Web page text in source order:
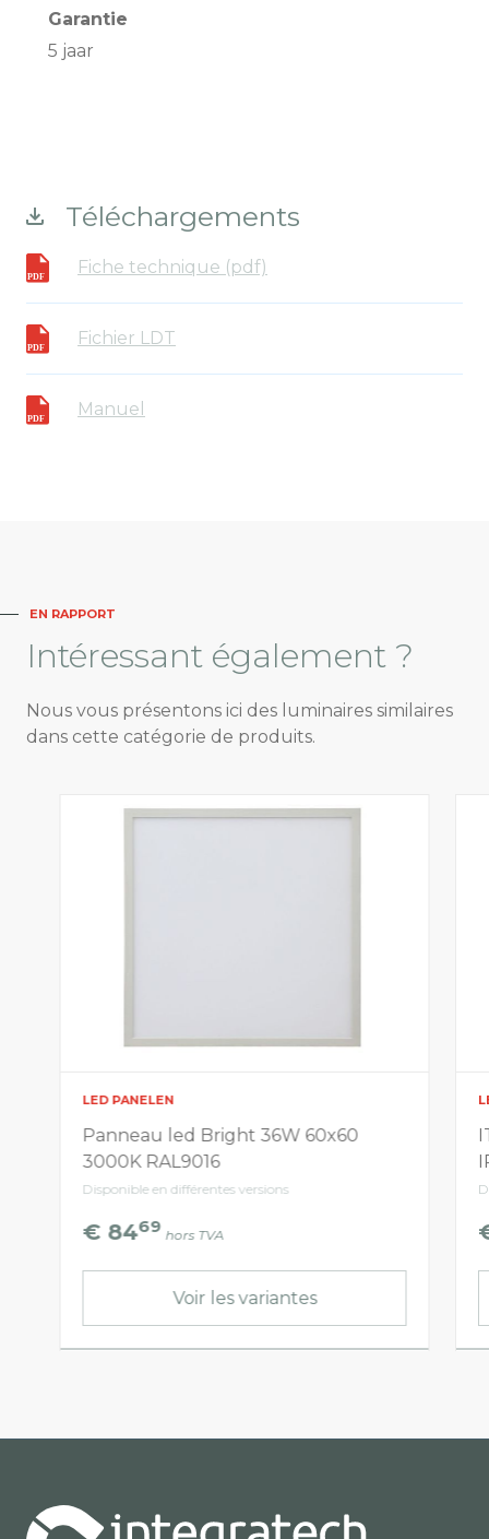
Garantie
5 jaar
Téléchargements
Fiche technique (pdf)
Fichier LDT
Manuel
EN RAPPORT
Intéressant également ?
Nous vous présentons ici des luminaires similaires
dans cette catégorie de produits.
LED PANELEN
Panneau led Bright 36W 60x60
3000K RAL9016
Disponible en différentes versions
€ 8469 hors TVA
Voir les variantes